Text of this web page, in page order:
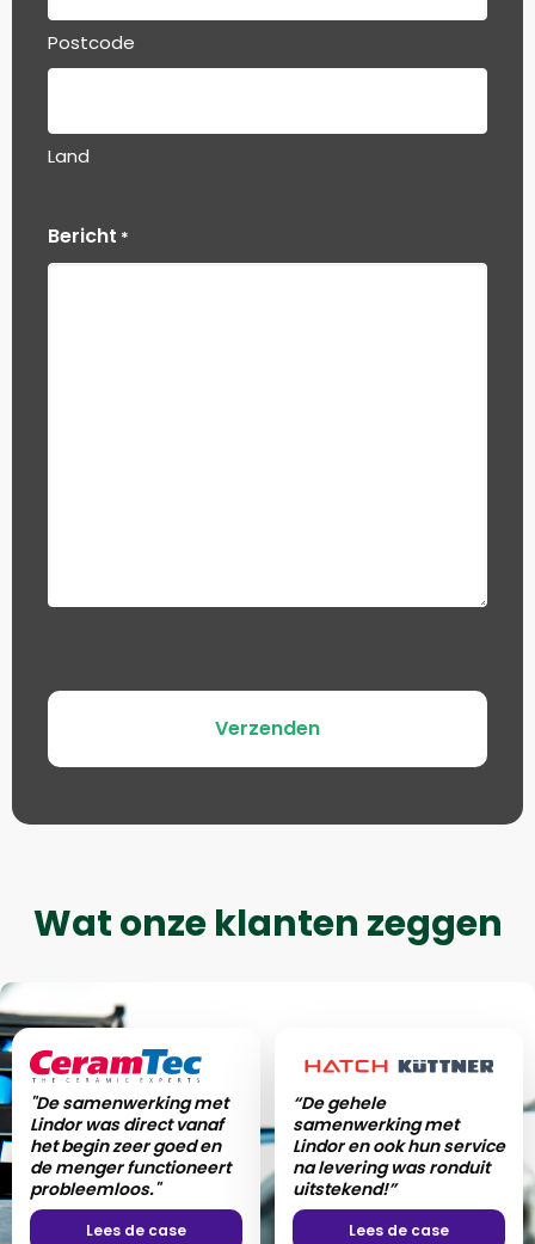
Postcode
Land
Bericht *
Wat onze klanten zeggen
"De samenwerking met
Lindor was direct vanaf
het begin zeer goed en
de menger functioneert
probleemloos."
Lees de case
“De gehele
samenwerking met
Lindor en ook hun service
na levering was ronduit
uitstekend!”
Lees de case